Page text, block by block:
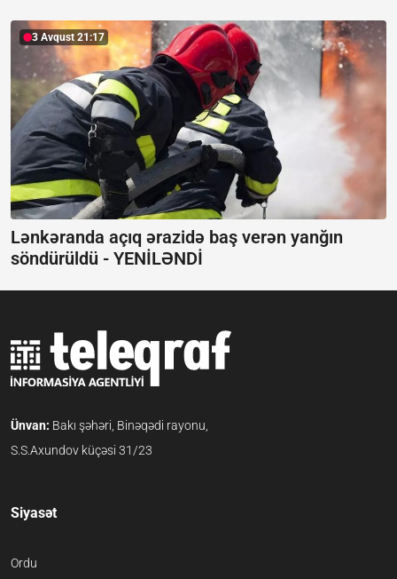
3 Avqust 21:17
Lənkəranda açıq ərazidə baş verən yanğın
söndürüldü - YENİLƏNDİ
Ünvan: Bakı şəhəri, Binəqədi rayonu,
S.S.Axundov küçəsi 31/23
Siyasət
Ordu